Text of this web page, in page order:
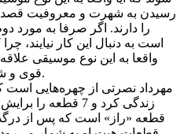
رسیدن به شهرت و معروفیت قصد
را دارند. اگر صرفا به مورد
است به دنبال این کار نیایند،
واقعا به این نوع موسیقی علاقه
قوی و شکیبایی بسیار گام به جلو بگذارند.
مهرداد نصرتی از چهره‌هایی است
زندگی کرد و 7
قطعه «راز» است که پس از